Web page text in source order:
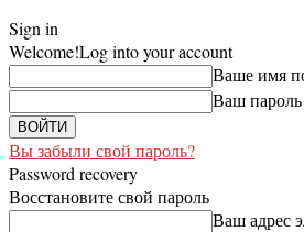
Sign in
Welcome!Log into your account
Ваше имя
Ваш пароль
Вы забыли свой пароль?
Password recovery
Восстановите свой пароль
Ваш адрес